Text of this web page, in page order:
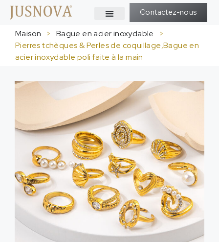
Contactez-nous
Maison > Bague en acier inoxydable
>
Pierres tchèques & Perles de coquillage,Bague en
acier inoxydable poli faite à la main